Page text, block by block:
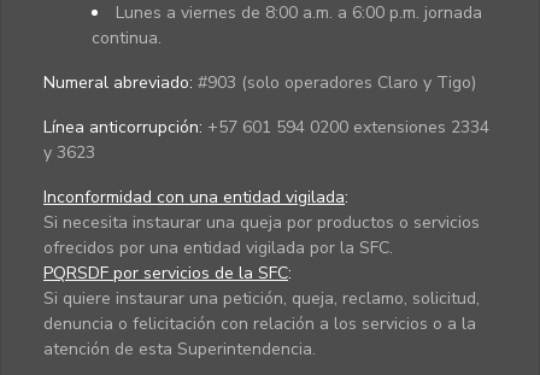
Lunes a viernes de 8:00 a.m. a 6:00 p.m. jornada
continua.
Numeral abreviado: #903 (solo operadores Claro y Tigo)
Línea anticorrupción: +57 601 594 0200 extensiones 2334
y 3623
Inconformidad con una entidad vigilada:
Si necesita instaurar una queja por productos o servicios
ofrecidos por una entidad vigilada por la SFC.
PQRSDF por servicios de la SFC:
Si quiere instaurar una petición, queja, reclamo, solicitud,
denuncia o felicitación con relación a los servicios o a la
atención de esta Superintendencia.